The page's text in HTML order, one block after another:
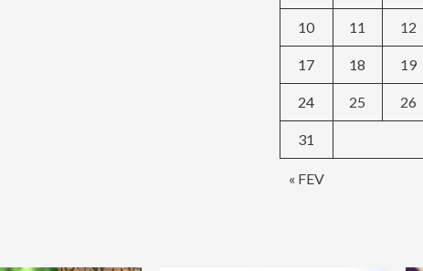
« FEV
10 11 12
17 18 19
24 25 26
31